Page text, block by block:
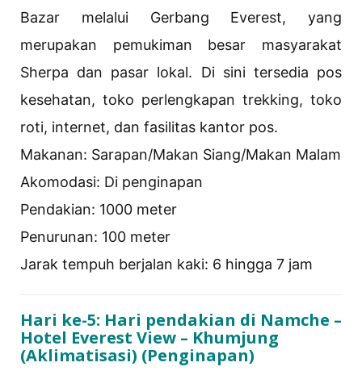
Bazar melalui Gerbang Everest, yang
merupakan pemukiman besar masyarakat
Sherpa dan pasar lokal. Di sini tersedia pos
kesehatan, toko perlengkapan trekking, toko
roti, internet, dan fasilitas kantor pos.
Makanan: Sarapan/Makan Siang/Makan Malam
Akomodasi: Di ​​penginapan
Pendakian: 1000 meter
Penurunan: 100 meter
Jarak tempuh berjalan kaki: 6 hingga 7 jam
Hari ke-5: Hari pendakian di Namche –
Hotel Everest View – Khumjung
(Aklimatisasi) (Penginapan)